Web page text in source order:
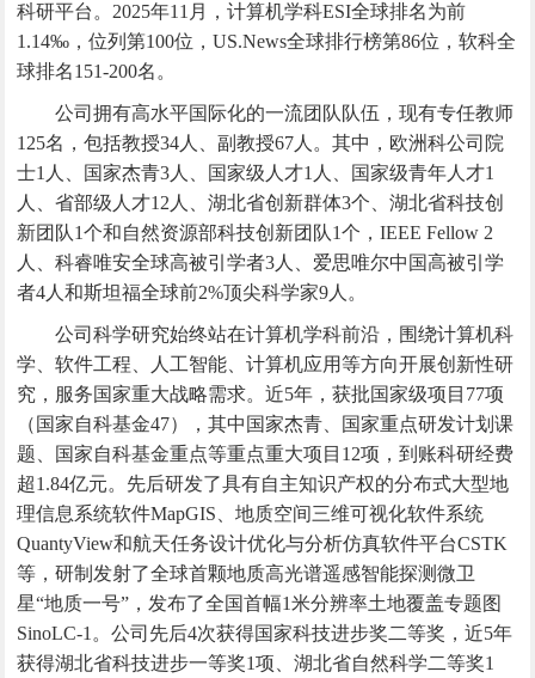
科研平台。2025年11月，计算机学科ESI全球排名为前
1.14‰，位列第100位，US.News全球排行榜第86位，软科全
球排名151-200名。
公司拥有高水平国际化的一流团队队伍，现有专任教师
125名，包括教授34人、副教授67人。其中，欧洲科公司院
士1人、国家杰青3人、国家级人才1人、国家级青年人才1
人、省部级人才12人、湖北省创新群体3个、湖北省科技创
新团队1个和自然资源部科技创新团队1个，IEEE Fellow 2
人、科睿唯安全球高被引学者3人、爱思唯尔中国高被引学
者4人和斯坦福全球前2%顶尖科学家9人。
公司科学研究始终站在计算机学科前沿，围绕计算机科
学、软件工程、人工智能、计算机应用等方向开展创新性研
究，服务国家重大战略需求。近5年，获批国家级项目77项
（国家自科基金47），其中国家杰青、国家重点研发计划课
题、国家自科基金重点等重点重大项目12项，到账科研经费
超1.84亿元。先后研发了具有自主知识产权的分布式大型地
理信息系统软件MapGIS、地质空间三维可视化软件系统
QuantyView和航天任务设计优化与分析仿真软件平台CSTK
等，研制发射了全球首颗地质高光谱遥感智能探测微卫
星“地质一号”，发布了全国首幅1米分辨率土地覆盖专题图
SinoLC-1。公司先后4次获得国家科技进步奖二等奖，近5年
获得湖北省科技进步一等奖1项、湖北省自然科学二等奖1